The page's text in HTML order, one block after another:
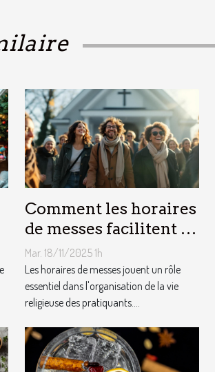
Comment les horaires
de messes facilitent la
vie des pratiquants ?
Mar. 18/11/2025 1h
Les horaires de messes jouent un rôle
essentiel dans l'organisation de la vie
religieuse des pratiquants....